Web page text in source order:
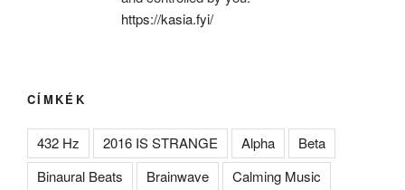
https://kasia.fyi/
CÍMKÉK
432 Hz 2016 IS STRANGE Alpha
Beta
Binaural Beats
Brainwave
Calming Music